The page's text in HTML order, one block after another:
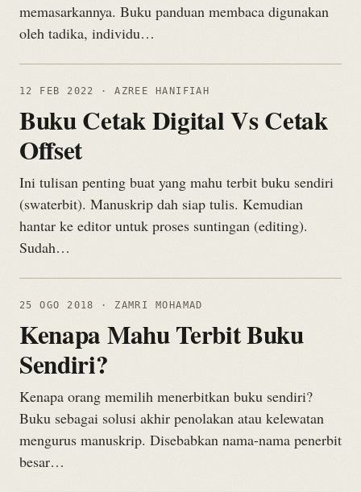
memasarkannya. Buku panduan membaca digunakan
oleh tadika, individu…
12 FEB 2022 · AZREE HANIFIAH
Buku Cetak Digital Vs Cetak
Offset
Ini tulisan penting buat yang mahu terbit buku sendiri
(swaterbit). Manuskrip dah siap tulis. Kemudian
hantar ke editor untuk proses suntingan (editing).
Sudah…
25 OGO 2018 · ZAMRI MOHAMAD
Kenapa Mahu Terbit Buku
Sendiri?
Kenapa orang memilih menerbitkan buku sendiri?
Buku sebagai solusi akhir penolakan atau kelewatan
mengurus manuskrip. Disebabkan nama-nama penerbit
besar…